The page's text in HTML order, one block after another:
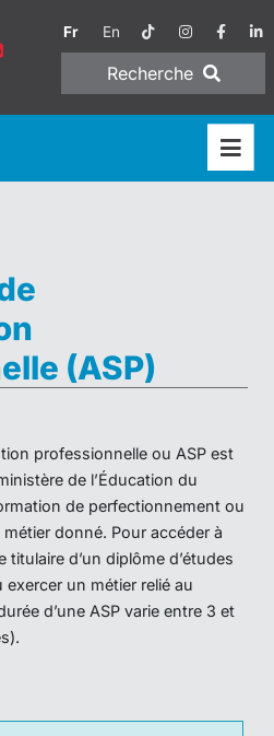
Fr En
Recherche
(ASP)
professionnelle ou ASP est
de l’Éducation du
de perfectionnement ou
donné. Pour accéder à
d’un diplôme d’études
un métier relié au
d’une ASP varie entre 3 et